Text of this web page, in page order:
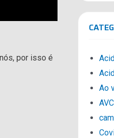
por isso é
Ao